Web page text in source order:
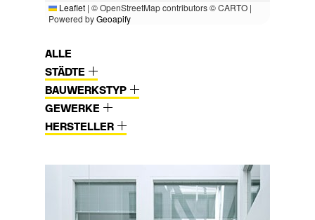
Leaflet | © OpenStreetMap contributors © CARTO |
Powered byGeoapify
ALLE
STÄDTE
BAUWERKSTYP
GEWERKE
HERSTELLER